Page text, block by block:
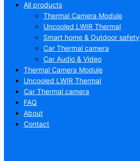
All products
Thermal Camera Module
Uncooled LWIR Thermal
Smart home & Outdoor safety
Car Thermal camera
Car Audio & Video
Thermal Camera Module
Uncooled LWIR Thermal
Car Thermal camera
FAQ
About
Contact